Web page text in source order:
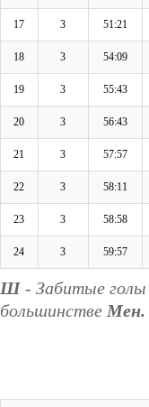
17 3 51:21
18 3 54:09
19 3 55:43
20 3 56:43
21 3 57:57
22 3 58:11
23 3 58:58
24 3 59:57
Ш - Забитые голы
большинстве Мен.